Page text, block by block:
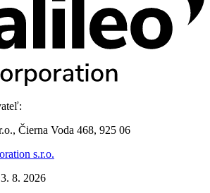
Čierna Voda 468, 925 06
s.r.o.
8. 2026